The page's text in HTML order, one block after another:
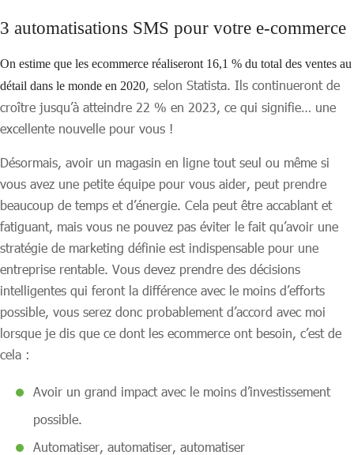
3 automatisations SMS pour votre e-commerce
On estime que les ecommerce réaliseront 16,1 % du total des ventes au
détail dans le monde en 2020, selon Statista. Ils continueront de
croître jusqu’à atteindre 22 % en 2023, ce qui signifie… une
excellente nouvelle pour vous !
Désormais, avoir un magasin en ligne tout seul ou même si
vous avez une petite équipe pour vous aider, peut prendre
beaucoup de temps et d’énergie. Cela peut être accablant et
fatiguant, mais vous ne pouvez pas éviter le fait qu’avoir une
stratégie de marketing définie est indispensable pour une
entreprise rentable. Vous devez prendre des décisions
intelligentes qui feront la différence avec le moins d’efforts
possible, vous serez donc probablement d’accord avec moi
lorsque je dis que ce dont les ecommerce ont besoin, c’est de
cela :
Avoir un grand impact avec le moins d’investissement
possible.
Automatiser, automatiser, automatiser